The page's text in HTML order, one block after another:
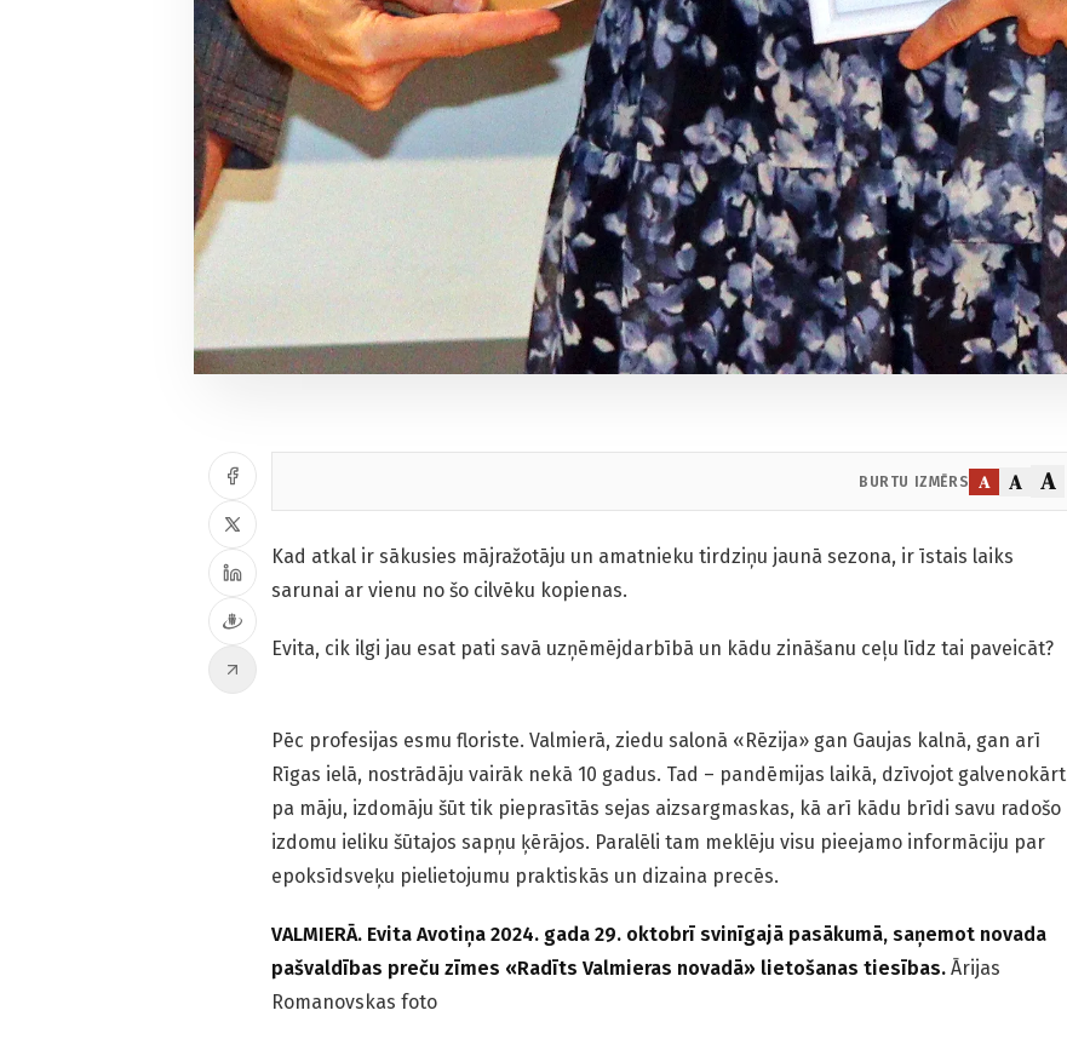
BURTU IZMĒRS A A A
Kad atkal ir sākusies mājražotāju un amatnieku tirdziņu jaunā sezona, ir īstais laiks
sarunai ar vienu no šo cilvēku kopienas.
Evita, cik ilgi jau esat pati savā uzņēmējdarbībā un kādu zināšanu ceļu līdz tai paveicāt?
Pēc profesijas esmu floriste. Valmierā, ziedu salonā «Rēzija» gan Gaujas kalnā, gan arī
Rīgas ielā, nostrādāju vairāk nekā 10 gadus. Tad – pandēmijas laikā, dzīvojot galvenokārt
pa māju, izdomāju šūt tik pieprasītās sejas aizsargmaskas, kā arī kādu brīdi savu radošo
izdomu ieliku šūtajos sapņu ķērājos. Paralēli tam meklēju visu pieejamo informāciju par
epoksīdsveķu pielietojumu praktiskās un dizaina precēs.
VALMIERĀ. Evita Avotiņa 2024. gada 29. oktobrī svinīgajā pasākumā, saņemot novada
pašvaldības preču zīmes «Radīts Valmieras novadā» lietošanas tiesības. Ārijas
Romanovskas foto